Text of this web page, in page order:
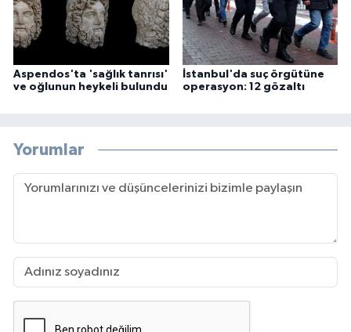
Aspendos'ta 'sağlık tanrısı'
ve oğlunun heykeli bulundu
İstanbul'da suç örgütüne
operasyon: 12 gözaltı
Yorumlar